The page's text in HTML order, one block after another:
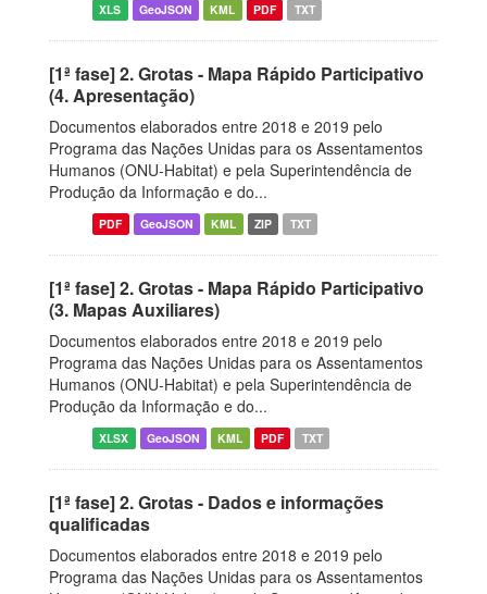
XLS GeoJSON KML PDF TXT
[1ª fase] 2. Grotas - Mapa Rápido Participativo
(4. Apresentação)
Documentos elaborados entre 2018 e 2019 pelo
Programa das Nações Unidas para os Assentamentos
Humanos (ONU-Habitat) e pela Superintendência de
Produção da Informação e do...
PDF GeoJSON KML ZIP TXT
[1ª fase] 2. Grotas - Mapa Rápido Participativo
(3. Mapas Auxiliares)
Documentos elaborados entre 2018 e 2019 pelo
Programa das Nações Unidas para os Assentamentos
Humanos (ONU-Habitat) e pela Superintendência de
Produção da Informação e do...
XLSX GeoJSON KML PDF TXT
[1ª fase] 2. Grotas - Dados e informações
qualificadas
Documentos elaborados entre 2018 e 2019 pelo
Programa das Nações Unidas para os Assentamentos